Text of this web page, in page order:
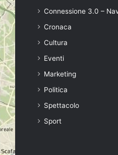
Connessione 3.0 –
Cronaca
Cultura
Eventi
Marketing
Politica
Spettacolo
Sport